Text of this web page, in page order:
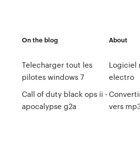
On the blog
Telecharger tout les
pilotes windows 7
Call of duty black ops ii -
apocalypse g2a
About
Logiciel
electro
vers